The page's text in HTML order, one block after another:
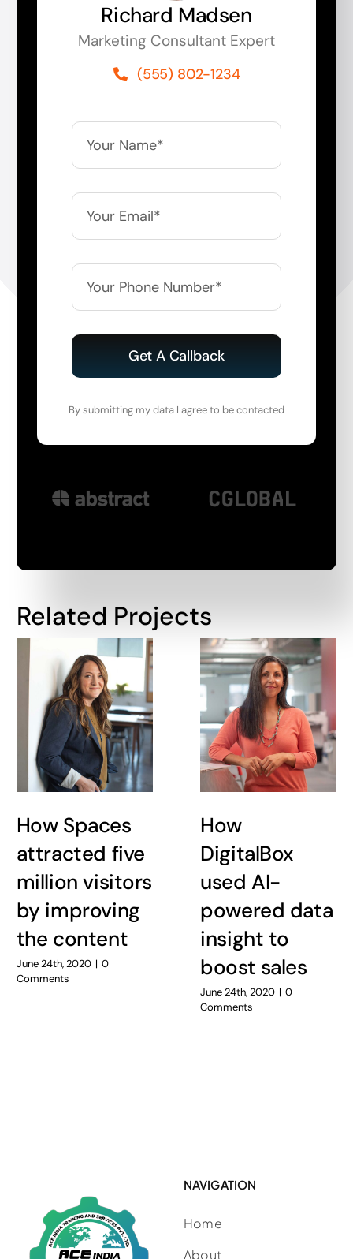
Richard Madsen
Marketing Consultant Expert
(555) 802-1234
Get A Callback
By submitting my data I agree to be contacted
Related Projects
How Spaces
attracted five
million visitors
by improving
the content
June 24th, 2020 | 0
Comments
How
DigitalBox
used AI-
powered data
insight to
boost sales
June 24th, 2020 | 0
Comments
NAVIGATION
Home
About